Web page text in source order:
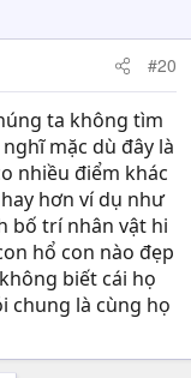
#20
ta không tìm
mặc dù đây là
nhiều điểm khác
hơn ví dụ như
bố trí nhân vật hi
hổ con nào đẹp
biết cái họ
chung là cùng họ